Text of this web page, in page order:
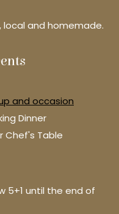
local and homemade.
and occasion
Dinner
Chef's Table
5+1 until the end of